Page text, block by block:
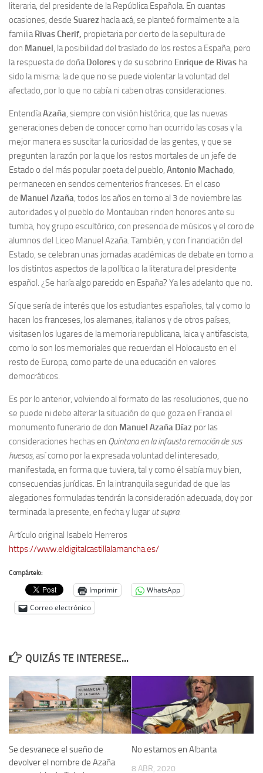
literaria, del presidente de la República Española. En cuantas
ocasiones, desde Suarez hacIa acá, se planteó formalmente a la
familia Rivas Cherif, propietaria por cierto de la sepultura de
don Manuel , la posibilidad del traslado de los restos a España, pero
la respuesta de doña Doloresy de su sobrino Enrique de Rivas ha
sido la misma: la de que no se puede violentar la voluntad del
afectado, por lo que no cabía ni caben otras consideraciones.
EntendíaAzaña, siempre con visión histórica, que las nuevas
generaciones deben de conocer como han ocurrido las cosas y la
mejor manera es suscitar la curiosidad de las gentes, y que se
pregunten la razón por la que los restos mortales de un jefe de
Estado o del más popular poeta del pueblo, Antonio Machado,
permanecen en sendos cementerios franceses. En el caso
de Manuel Azaña, todos los años en torno al 3 de noviembre las
autoridades y el pueblo de Montauban rinden honores ante su
tumba, hoy grupo escultórico, con presencia de músicos y el coro de
alumnos del Liceo Manuel Azaña. También, y con financiación del
Estado, se celebran unas jornadas académicas de debate en torno a
los distintos aspectos de la política o la literatura del presidente
español. ¿Se haría algo parecido en España? Ya les adelanto que no.
Sí que sería de interés que los estudiantes españoles, tal y como lo
hacen los franceses, los alemanes, italianos y de otros países,
visitasen los lugares de la memoria republicana, laica y antifascista,
como lo son los memoriales que recuerdan el Holocausto en el
resto de Europa, como parte de una educación en valores
democráticos.
Es por lo anterior, volviendo al formato de las resoluciones, que no
se puede ni debe alterar la situación de que goza en Francia el
monumento funerario de don Manuel Azaña Díaz por las
consideraciones hechas en Quintana en la infausta remoción de sus
huesos, así como por la expresada voluntad del interesado,
manifestada, en forma que tuviera, tal y como él sabía muy bien,
consecuencias jurídicas. En la intranquila seguridad de que las
alegaciones formuladas tendrán la consideración adecuada, doy por
terminada la presente, en fecha y lugar ut supra.
Artículo original Isabelo Herreros
https://www.eldigitalcastillalamancha.es/
Compártelo:
Imprimir
WhatsApp
Correo electrónico
QUIZÁS TE INTERESE...
Se desvanece el sueño de
devolver el nombre de Azaña
No estamos en Albanta
8 ABR, 2020